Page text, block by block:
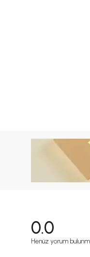
0.0
Henüz yorum